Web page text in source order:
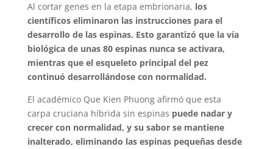
Al cortar genes en la etapa embrionaria, los
científicos eliminaron las instrucciones para el
desarrollo de las espinas. Esto garantizó que la vía
biológica de unas 80 espinas nunca se activara,
mientras que el esqueleto principal del pez
continuó desarrollándose con normalidad.
El académico Que Kien Phuong afirmó que esta
carpa cruciana híbrida sin espinas puede nadar y
crecer con normalidad, y su sabor se mantiene
inalterado, eliminando las espinas pequeñas desde